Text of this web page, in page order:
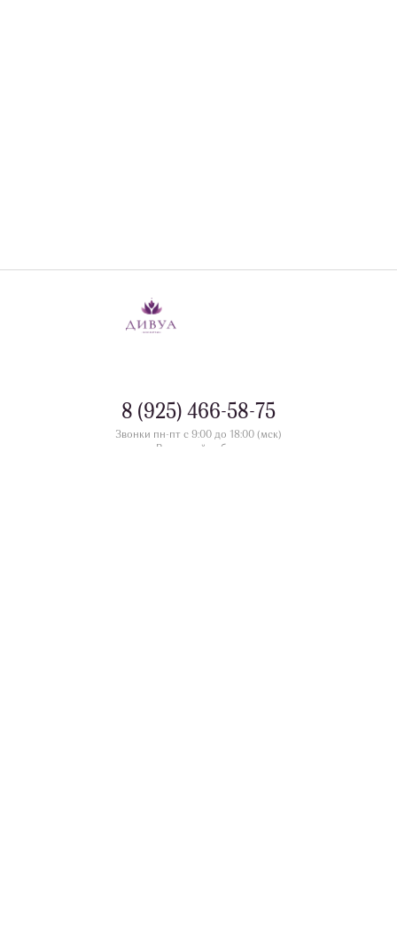
8 (925) 466-58-75
Звонки пн-пт с 9:00 до 18:00 (мск)
Выходной - сб-вс